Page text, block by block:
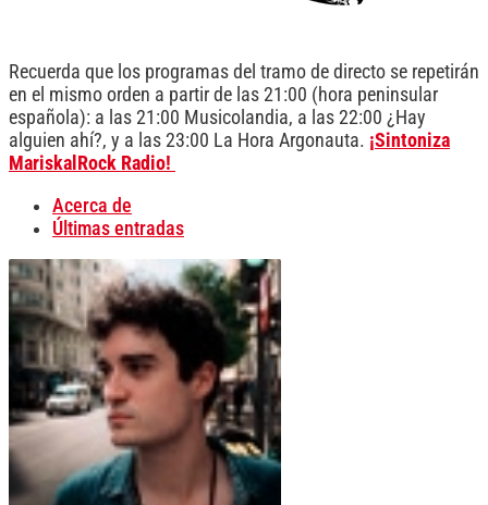
Recuerda que los programas del tramo de directo se repetirán
en el mismo orden a partir de las 21:00 (hora peninsular
española): a las 21:00 Musicolandia, a las 22:00 ¿Hay
alguien ahí?, y a las 23:00 La Hora Argonauta. ¡Sintoniza
MariskalRock Radio!
Acerca de
Últimas entradas